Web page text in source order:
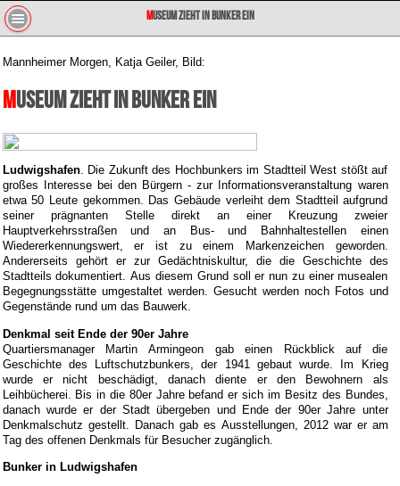
Museum zieht in Bunker ein
Mannheimer Morgen, Katja Geiler, Bild:
Museum zieht in Bunker ein
Ludwigshafen. Die Zukunft des Hochbunkers im Stadtteil West stößt auf
großes Interesse bei den Bürgern - zur Informationsveranstaltung waren
etwa 50 Leute gekommen. Das Gebäude verleiht dem Stadtteil aufgrund
seiner prägnanten Stelle direkt an einer Kreuzung zweier
Hauptverkehrsstraßen und an Bus- und Bahnhaltestellen einen
Wiedererkennungswert, er ist zu einem Markenzeichen geworden.
Andererseits gehört er zur Gedächtniskultur, die die Geschichte des
Stadtteils dokumentiert. Aus diesem Grund soll er nun zu einer musealen
Begegnungsstätte umgestaltet werden. Gesucht werden noch Fotos und
Gegenstände rund um das Bauwerk.
Denkmal seit Ende der 90er Jahre
Quartiersmanager Martin Armingeon gab einen Rückblick auf die
Geschichte des Luftschutzbunkers, der 1941 gebaut wurde. Im Krieg
wurde er nicht beschädigt, danach diente er den Bewohnern als
Leihbücherei. Bis in die 80er Jahre befand er sich im Besitz des Bundes,
danach wurde er der Stadt übergeben und Ende der 90er Jahre unter
Denkmalschutz gestellt. Danach gab es Ausstellungen, 2012 war er am
Tag des offenen Denkmals für Besucher zugänglich.
Bunker in Ludwigshafen